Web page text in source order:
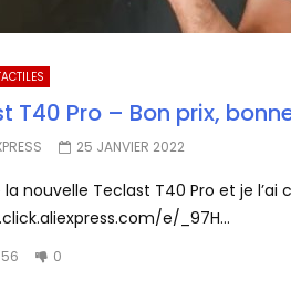
T40 Pro – Bon prix,
25 JANVIER 2022
la nouvelle Teclast T40 Pro et je l’ai
e/_97H...
0